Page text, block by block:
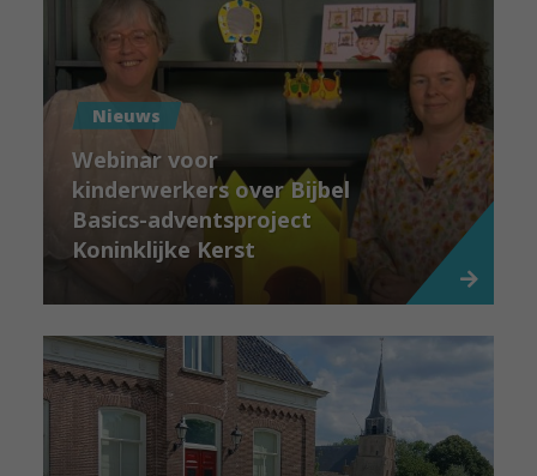
Nieuws
Webinar voor
kinderwerkers over Bijbel
Basics-adventsproject
Koninklijke Kerst